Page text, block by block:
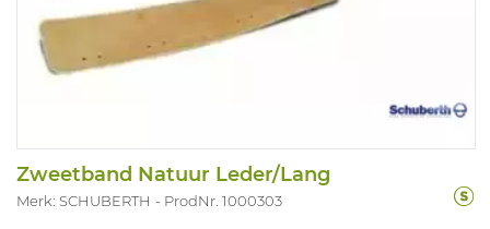
Zweetband Natuur Leder/Lang
Merk: SCHUBERTH ProdNr. 1000303